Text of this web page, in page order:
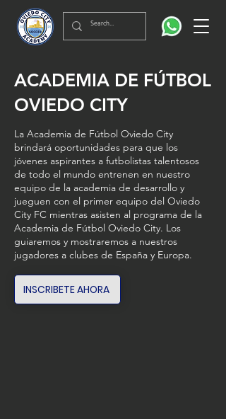
ACADEMIA DE FÚTBOL
OVIEDO CITY
La Academia de Fútbol Oviedo City
brindará oportunidades para que los
jóvenes aspirantes a futbolistas talentosos
de todo el mundo entrenen en nuestro
equipo de la academia de desarrollo y
jueguen con el primer equipo del Oviedo
City FC mientras asisten al programa de la
Academia de Fútbol Oviedo City. Los
guiaremos y mostraremos a nuestros
jugadores a clubes de España y Europa.
INSCRIBETE AHORA